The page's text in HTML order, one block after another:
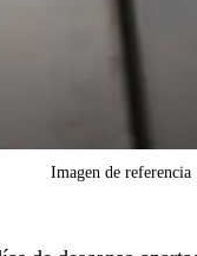
Imagen de referencia